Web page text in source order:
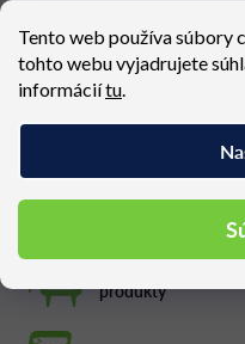
Tento web používa súbory
tohto webu vyjadrujete
informáciítu
produkty
Podobné